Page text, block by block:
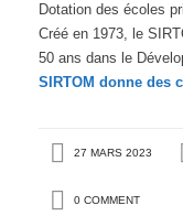
Dotation des écoles
Créé en 1973, le
50 ans dans le
SIRTOM donne des
27 MARS 2023
0 COMMENT